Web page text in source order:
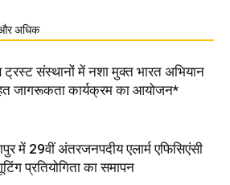
अधिक
ट्रस्ट संस्थानों में नशा मुक्त भारत अभियान
जागरूकता कार्यक्रम का आयोजन*
में 29वीं अंतरजनपदीय एलार्म एफिसिएंसी
प्रतियोगिता का समापन